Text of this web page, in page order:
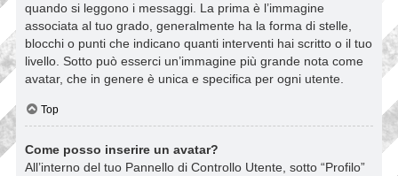
quando si leggono i messaggi. La prima è l’immagine
associata al tuo grado, generalmente ha la forma di stelle,
blocchi o punti che indicano quanti interventi hai scritto o il tuo
livello. Sotto può esserci un’immagine più grande nota come
avatar, che in genere è unica e specifica per ogni utente.
Top
Come posso inserire un avatar?
All’interno del tuo Pannello di Controllo Utente, sotto “Profilo”